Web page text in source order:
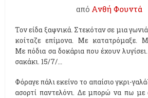
από Ανθή Φουντά
Τον είδα ξαφνικά. Στεκόταν σε μια
κοίταζε επίμονα. Με κατατρόμαξε.
Με πόδια σα δοκάρια που έχουν
σακάκι. 15/7/…
Φόραγε πάλι εκείνο το απαίσιο γκρι-
ασορτί παντελόνι. Δε μπορώ να πω με